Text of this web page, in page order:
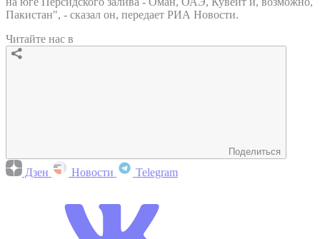
Пакистан", - сказал он, передает РИА Новости.
Читайте нас в
Поделиться
Дзен Новости Telegram